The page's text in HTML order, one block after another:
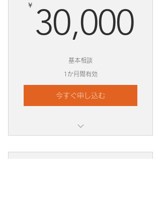
￥ 30,000
基本相談
1か月間有効
今すぐ申し込む